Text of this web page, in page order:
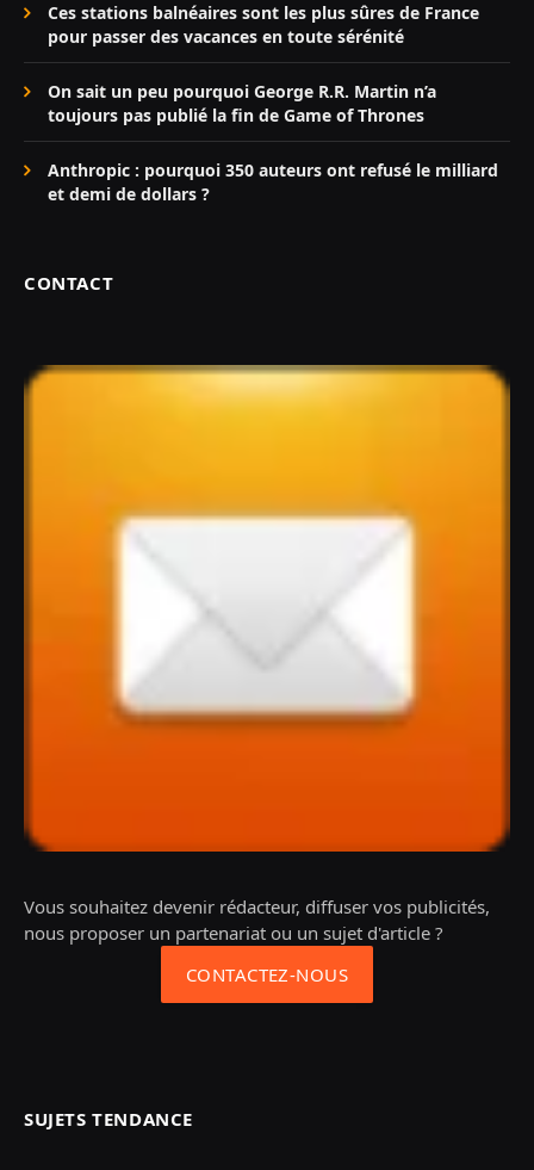
Ces stations balnéaires sont les plus sûres de France
pour passer des vacances en toute sérénité
On sait un peu pourquoi George R.R. Martin n’a
toujours pas publié la fin de Game of Thrones
Anthropic : pourquoi 350 auteurs ont refusé le milliard
et demi de dollars ?
CONTACT
Vous souhaitez devenir rédacteur, diffuser vos publicités,
nous proposer un partenariat ou un sujet d'article ?
CONTACTEZ-NOUS
SUJETS TENDANCE